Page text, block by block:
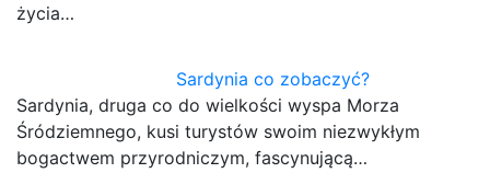
życia…
Sardynia co zobaczyć?
Sardynia, druga co do wielkości wyspa Morza
Śródziemnego, kusi turystów swoim niezwykłym
bogactwem przyrodniczym, fascynującą…